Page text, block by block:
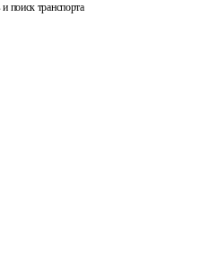
поиск транспорта